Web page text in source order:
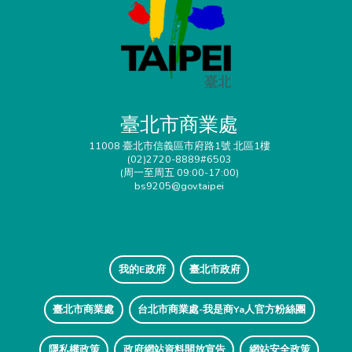
臺北市商業處
11008 臺北市信義區市府路1號 北區1樓
(02)2720-8889#6503
(周一至周五 09:00-17:00)
bs9205@gov.taipei
我的E政府 臺北市政府
臺北市商業處 台北市商業處-我是商Ya人官方粉絲團